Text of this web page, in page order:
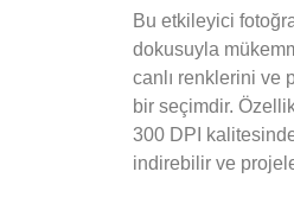
Bu etkileyici
dokusuyla
canlı renklerini ve
bir seçimdir.
300 DPI
indirebilir ve